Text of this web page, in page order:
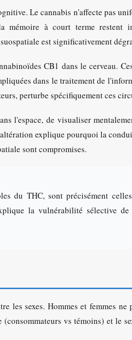
Le cannabis n'affecte pas
mémoire à court terme restent
est significativement
CB1 dans le cerveau.
dans le traitement de
perturbe spécifiquement ces
l'espace, de visualiser
explique pourquoi la
sont compromises.
du THC, sont précisément
la vulnérabilité sélective
les sexes. Hommes et femmes ne
vs témoins) et le